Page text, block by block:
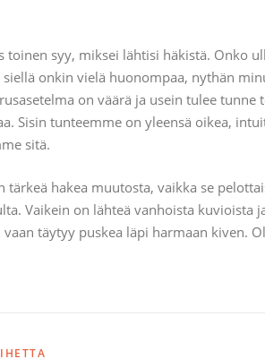
syy, miksei lähtisi häkistä. Onko
onkin vielä huonompaa, nythän
on väärä ja usein tulee tunne
Sisin tunteemme on yleensä oikea,
sitä.
tärkeä hakea muutosta, vaikka se
Vaikein on lähteä vanhoista kuvioista
täytyy puskea läpi harmaan kiven.